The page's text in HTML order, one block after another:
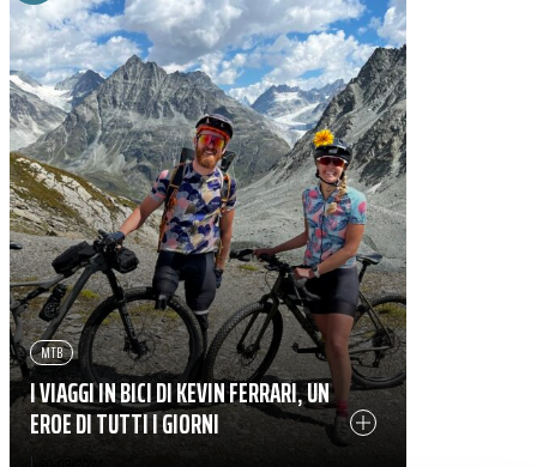
I VIAGGI IN BICI DI KEVIN FERRARI, UN
EROE DI TUTTI I GIORNI
MTB